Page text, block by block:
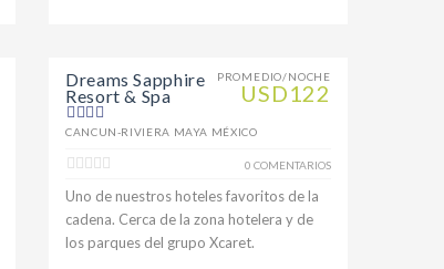
PROMEDIO/NOCHE
USD122
Dreams Sapphire
Resort & Spa
CANCUN-RIVIERA MAYA MÉXICO
0 COMENTARIOS
Uno de nuestros hoteles favoritos de la
cadena. Cerca de la zona hotelera y de
los parques del grupo Xcaret.